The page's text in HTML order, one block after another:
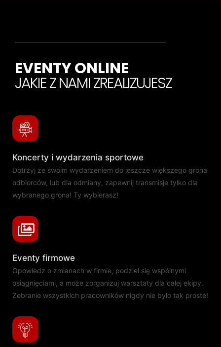
EVENTY ONLINE
JAKIE Z NAMI ZREALIZUJESZ
Koncerty i wydarzenia sportowe
Dotrzyj ze swoim wydarzeniem do jeszcze większego grona
odbiorców, lub dla odmiany, zapewnij transmisje tylko dla
wybranego grona! Ty wybierasz!
Eventy firmowe
Opowiedz o zmianach w firmie, podziel się wspólnymi
osiągnięciami, a może zorganizuj warsztaty dla całej ekipy.
Zebranie wszystkich pracowników nigdy nie było tak proste!